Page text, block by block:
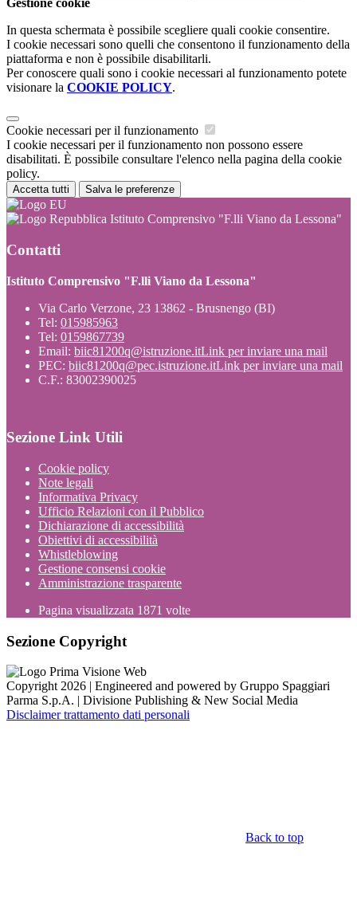
Gestione cookie
In questa schermata è possibile scegliere quali cookie consentire.
I cookie necessari sono quelli che consentono il funzionamento della
piattaforma e non è possibile disabilitarli.
Per conoscere quali sono i cookie necessari al funzionamento potete
visionare la COOKIE POLICY.
Cookie necessari per il funzionamento
I cookie necessari per il funzionamento non possono essere
disabilitati. È possibile consultare l'elenco nella pagina della cookie
policy.
Accetta tutti Salva le preferenze
Istituto Comprensivo "F.lli Viano da Lessona"
Contatti
Istituto Comprensivo "F.lli Viano da Lessona"
Via Carlo Verzone, 23 13862 - Brusnengo (BI)
Tel: 015985963
Tel: 0159867739
Email: biic81200q@istruzione.itLink per inviare una mail
PEC: biic81200q@pec.istruzione.itLink per inviare una mail
C.F.: 83002390025
Sezione Link Utili
Cookie policy
Note legali
Informativa Privacy
Ufficio Relazioni con il Pubblico
Dichiarazione di accessibilità
Obiettivi di accessibilità
Whistleblowing
Gestione consensi cookie
Amministrazione trasparente
Pagina visualizzata 1871 volte
Sezione Copyright
Copyright 2026 | Engineered and powered by Gruppo Spaggiari
Parma S.p.A. | Divisione Publishing & New Social Media
Disclaimer trattamento dati personali
Back to top